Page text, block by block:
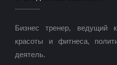
Бизнес тренер, ведущий
красоты и фитнеса,
деятель.